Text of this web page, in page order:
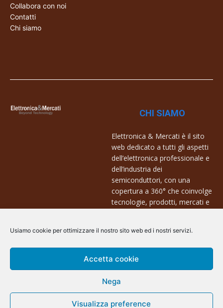
Usiamo cookie per ottimizzare il nostro sito web ed i nostri servizi.
Accetta cookie
Nega
Visualizza preference
Collabora con noi
Contatti
Chi siamo
CHI SIAMO
Elettronica & Mercati è il sito
web dedicato a tutti gli aspetti
dell’elettronica professionale e
dell’industria dei
semiconduttori, con una
copertura a 360° che coinvolge
tecnologie, prodotti, mercati e
Contatti:
info@arscommunication.it
@ArsCommunication 2023